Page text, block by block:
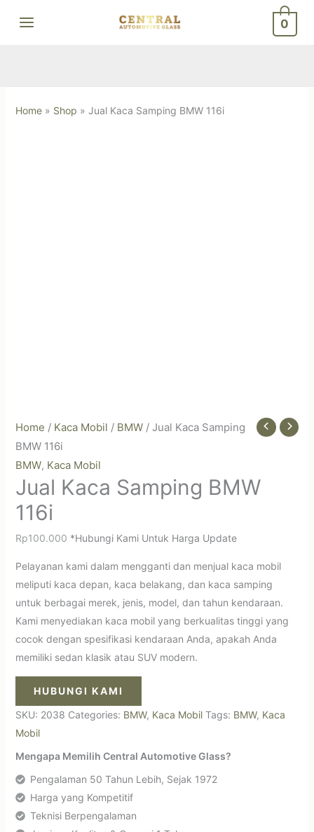
0
Home» Shop » Jual Kaca Samping BMW 116i
Home / Kaca Mobil / BMW/ Jual Kaca Samping
BMW 116i
BMW, Kaca Mobil
Jual Kaca Samping BMW
116i
Rp100.000 *Hubungi Kami Untuk Harga Update
Pelayanan kami dalam mengganti dan menjual kaca mobil
meliputi kaca depan, kaca belakang, dan kaca samping
untuk berbagai merek, jenis, model, dan tahun kendaraan.
Kami menyediakan kaca mobil yang berkualitas tinggi yang
cocok dengan spesifikasi kendaraan Anda, apakah Anda
memiliki sedan klasik atau SUV modern.
HUBUNGI KAMI
SKU: 2038 Categories: BMW, Kaca Mobil Tags: BMW, Kaca
Mobil
Mengapa Memilih Central Automotive Glass?
Pengalaman 50 Tahun Lebih, Sejak 1972
Harga yang Kompetitif
Teknisi Berpengalaman